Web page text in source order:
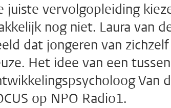
juiste vervolgopleiding
nog niet. Laura van
dat jongeren van
Het idee van een
Van
op NPO Radio1.